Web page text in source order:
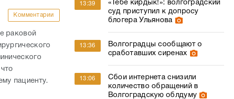
Комментарии
раковой
пациенту.
13:39
«Тебе кирдык!»: волгоградский
суд приступил к допросу
блогера Ульянова
13:36
Волгоградцы сообщают о
сработавших сиренах
13:06
Сбои интернета снизили
количество обращений в
Волгоградскую облдуму